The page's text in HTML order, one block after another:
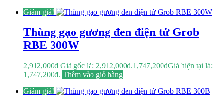
Giảm giá!
Thùng gạo gương đen điện tử Grob
RBE 300W
2,912,000₫ Giá gốc là: 2,912,000₫.1,747,200₫Giá hiện tại là:
1,747,200₫. Thêm vào giỏ hàng
Giảm giá!